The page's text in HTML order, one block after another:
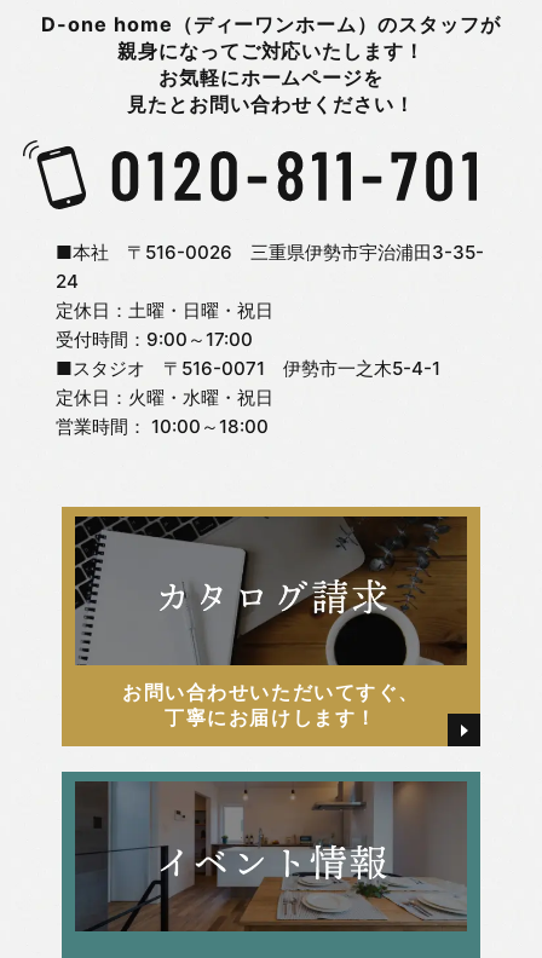
D-one home（ディーワンホーム）のスタッフが
親身になってご対応いたします！
お気軽にホームページを
見たとお問い合わせください！
■本社 〒516-0026 三重県伊勢市宇治浦田3-35-
24
定休日：土曜・日曜・祝日
受付時間：9:00～17:00
■スタジオ 〒516-0071 伊勢市一之木5-4-1
定休日：火曜・水曜・祝日
営業時間： 10:00～18:00
お問い合わせいただいてすぐ、
丁寧にお届けします！